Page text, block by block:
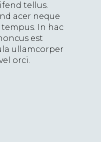
tellus.
acer neque
In hac
est
ullamcorper
orci.